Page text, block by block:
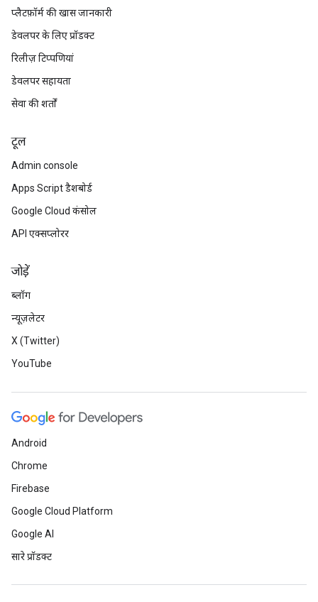
प्लैटफ़ॉर्म की खास जानकारी
डेवलपर के लिए प्रॉडक्ट
रिलीज़ टिप्पणियां
डेवलपर सहायता
सेवा की शर्तों
टूल
Admin console
Apps Script डैशबोर्ड
Google Cloud कंसोल
API एक्सप्लोरर
जोड़ें
ब्लॉग
न्यूज़लेटर
X (Twitter)
YouTube
Android
Chrome
Firebase
Google Cloud Platform
Google AI
सारे प्रॉडक्ट